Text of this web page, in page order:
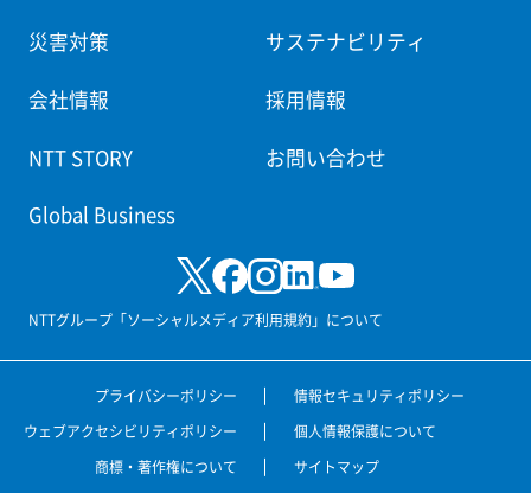
災害対策 サステナビリティ
会社情報 採用情報
NTT STORY お問い合わせ
Global Business
NTTグループ「ソーシャルメディア利用規約」について
プライバシーポリシー
情報セキュリティポリシー
ウェブアクセシビリティポリシー
個人情報保護について
商標・著作権について
サイトマップ